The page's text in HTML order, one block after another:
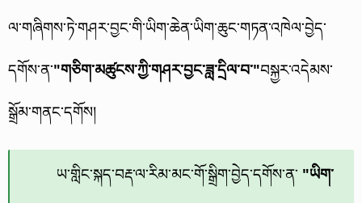
ལ་གཞིགས་ཏེ་གཤར་བྱང་གི་ཡིག་ཆེན་ཡིག་ཆུང་གཏན་འཁེལ་བྱེད་
དགོས་ན་"གཅིག་མཚུངས་ཀྱི་གཤར་བྱང་ཟླ་དྲིལ་བ་"བསྐྱར་འདེམས་
སྒྲོམ་གནང་དགོས།
ཡ་གླིང་སྐད་བརྡ་ལ་རིམ་མང་གོ་སྒྲིག་བྱེད་དགོས་ན་ "ཡིག་